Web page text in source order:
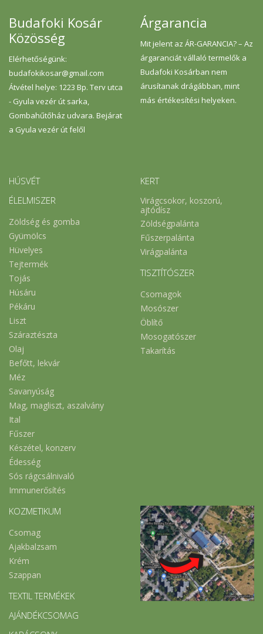
Budafoki Kosár
Közösség
Elérhetőségünk:
budafokikosar@gmail.com
Átvétel helye: 1223 Bp. Terv utca
- Gyula vezér út sarka,
Gombahűtőház udvara. Bejárat
a Gyula vezér út felől
Árgarancia
Mit jelent az ÁR-GARANCIA? – Az
árgaranciát vállaló termelők a
Budafoki Kosárban nem
árusítanak drágábban, mint
más értékesítési helyeken.
HÚSVÉT
ÉLELMISZER
Zöldség és gomba
Gyümölcs
Hüvelyes
Tejtermék
Tojás
Húsáru
Pékáru
Liszt
Száraztészta
Olaj
Befőtt, lekvár
Méz
Savanyúság
Mag, magliszt, aszalvány
Ital
Fűszer
Készétel, konzerv
Édesség
Sós rágcsálnivaló
Immunerősítés
KERT
Virágcsokor, koszorú,
ajtódísz
Zöldségpalánta
Fűszerpalánta
Virágpalánta
TISZTÍTÓSZER
Csomagok
Mosószer
Öblítő
Mosogatószer
Takarítás
KOZMETIKUM
Csomag
Ajakbalzsam
Krém
Szappan
TEXTIL TERMÉKEK
AJÁNDÉKCSOMAG